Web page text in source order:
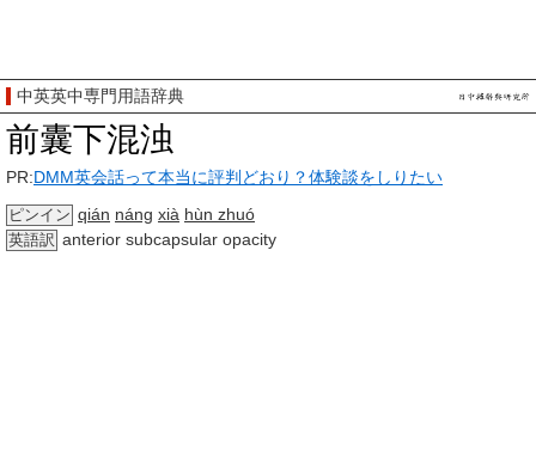
中英英中専門用語辞典
前囊下混浊
PR:DMM英会話って本当に評判どおり？体験談をしりたい
ピンイン qián náng xià hùn zhuó
英語訳 anterior subcapsular opacity